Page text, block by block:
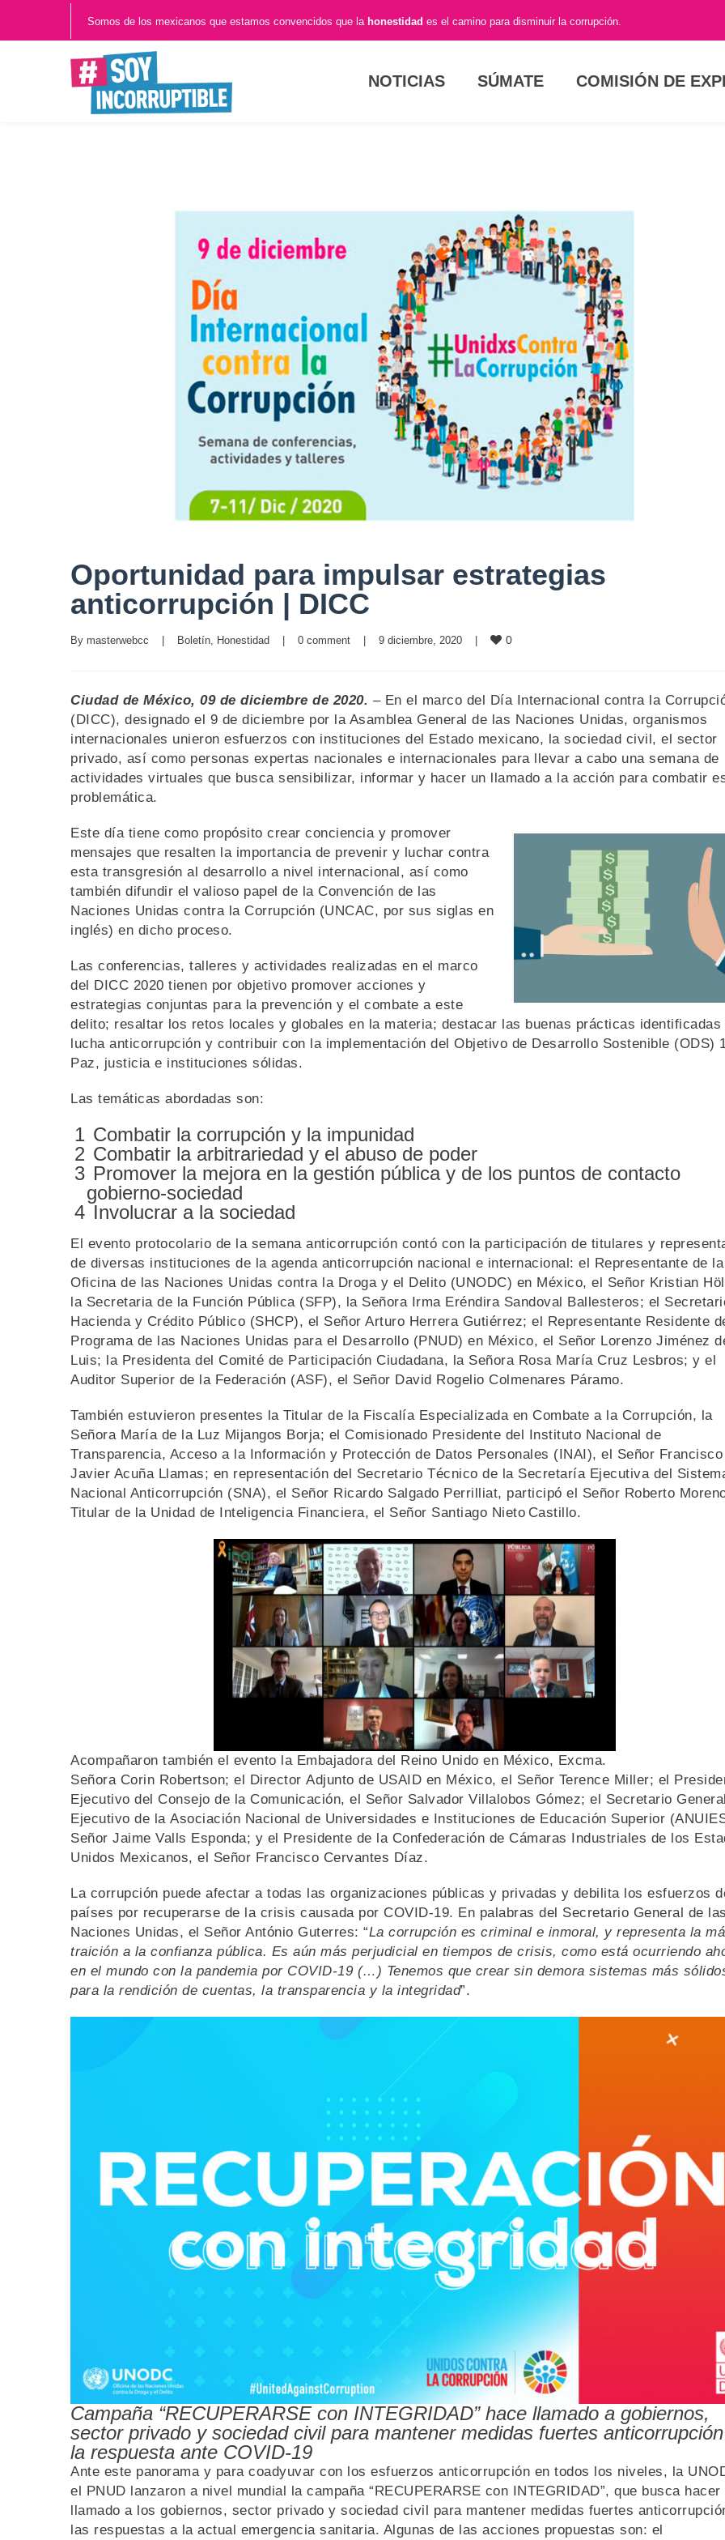
Somos de los mexicanos que estamos convencidos que la honestidad es el camino para disminuir la corrupción.
NOTICIAS SÚMATE COMISIÓN DE
Oportunidad para impulsar estrategias
anticorrupción | DICC
By masterwebcc Boletín, Honestidad 0 comment 9 diciembre, 2020 0
Ciudad de México, 09 de diciembre de 2020. – En el marco del Día Internacional contra la
(DICC), designado el 9 de diciembre por la Asamblea General de las Naciones Unidas, organismos
internacionales unieron esfuerzos con instituciones del Estado mexicano, la sociedad civil, el sector
privado, así como personas expertas nacionales e internacionales para llevar a cabo una semana de
actividades virtuales que busca sensibilizar, informar y hacer un llamado a la acción para combatir
problemática.
Este día tiene como propósito crear conciencia y promover
mensajes que resalten la importancia de prevenir y luchar contra
esta transgresión al desarrollo a nivel internacional, así como
también difundir el valioso papel de la Convención de las
Naciones Unidas contra la Corrupción (UNCAC, por sus siglas en
inglés) en dicho proceso.
Las conferencias, talleres y actividades realizadas en el marco
del DICC 2020 tienen por objetivo promover acciones y
estrategias conjuntas para la prevención y el combate a este
delito; resaltar los retos locales y globales en la materia; destacar las buenas prácticas identificadas
lucha anticorrupción y contribuir con la implementación del Objetivo de Desarrollo Sostenible (ODS)
Paz, justicia e instituciones sólidas.
Las temáticas abordadas son:
Combatir la corrupción y la impunidad
Combatir la arbitrariedad y el abuso de poder
Promover la mejora en la gestión pública y de los puntos de contacto
gobierno-sociedad
Involucrar a la sociedad
El evento protocolario de la semana anticorrupción contó con la participación de titulares y
de diversas instituciones de la agenda anticorrupción nacional e internacional: el Representante de la
Oficina de las Naciones Unidas contra la Droga y el Delito (UNODC) en México, el Señor Kristian
la Secretaria de la Función Pública (SFP), la Señora Irma Eréndira Sandoval Ballesteros; el
Hacienda y Crédito Público (SHCP), el Señor Arturo Herrera Gutiérrez; el Representante Residente
Programa de las Naciones Unidas para el Desarrollo (PNUD) en México, el Señor Lorenzo Jiménez
Luis; la Presidenta del Comité de Participación Ciudadana, la Señora Rosa María Cruz Lesbros; y el
Auditor Superior de la Federación (ASF), el Señor David Rogelio Colmenares Páramo.
También estuvieron presentes la Titular de la Fiscalía Especializada en Combate a la Corrupción, la
Señora María de la Luz Mijangos Borja; el Comisionado Presidente del Instituto Nacional de
Transparencia, Acceso a la Información y Protección de Datos Personales (INAI), el Señor Francisco
Javier Acuña Llamas; en representación del Secretario Técnico de la Secretaría Ejecutiva del
Nacional Anticorrupción (SNA), el Señor Ricardo Salgado Perrilliat, participó el Señor Roberto
Titular de la Unidad de Inteligencia Financiera, el Señor Santiago Nieto Castillo.
Acompañaron también el evento la Embajadora del Reino Unido en México, Excma.
Señora Corin Robertson; el Director Adjunto de USAID en México, el Señor Terence Miller; el
Ejecutivo del Consejo de la Comunicación, el Señor Salvador Villalobos Gómez; el Secretario General
Ejecutivo de la Asociación Nacional de Universidades e Instituciones de Educación Superior
Señor Jaime Valls Esponda; y el Presidente de la Confederación de Cámaras Industriales de los
Unidos Mexicanos, el Señor Francisco Cervantes Díaz.
La corrupción puede afectar a todas las organizaciones públicas y privadas y debilita los esfuerzos
países por recuperarse de la crisis causada por COVID-19. En palabras del Secretario General de las
Naciones Unidas, el Señor António Guterres: “La corrupción es criminal e inmoral, y representa la
traición a la confianza pública. Es aún más perjudicial en tiempos de crisis, como está ocurriendo
en el mundo con la pandemia por COVID-19 (…) Tenemos que crear sin demora sistemas más
para la rendición de cuentas, la transparencia y la integridad”.
Campaña “RECUPERARSE con INTEGRIDAD” hace llamado a gobiernos,
sector privado y sociedad civil para mantener medidas fuertes
la respuesta ante COVID-19
Ante este panorama y para coadyuvar con los esfuerzos anticorrupción en todos los niveles, la
el PNUD lanzaron a nivel mundial la campaña “RECUPERARSE con INTEGRIDAD”, que busca hacer
llamado a los gobiernos, sector privado y sociedad civil para mantener medidas fuertes
las respuestas a la actual emergencia sanitaria. Algunas de las acciones propuestas son: el